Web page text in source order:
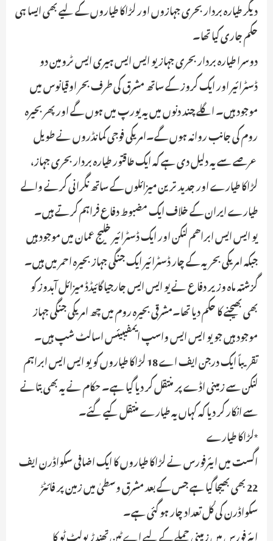
دیگر طیارہ بردار بحری جہازوں اور لڑاکا طیاروں کے لیے بھی ایسا ہی
حکم جاری کیا تھا۔
دوسرا طیارہ بردار بحری جہاز یو ایس ایس ہیری ایس ٹرومین دو
ڈسٹرائیر اور ایک کروز کے ساتھ مشرق کی طرف بحر اوقیانوس میں
موجود ہیں۔ اگلے چند دنوں میں یہ یورپ میں ہوں گے اور پھر بحیرہ
روم کی جانب روانہ ہوں گے۔امریکی فوجی کمانڈروں نے طویل
عرصے سے یہ دلیل دی ہے کہ ایک طاقتور طیارہ بردار بحری جہاز،
لڑاکا طیارے اور جدید ترین میزائلوں کے ساتھ نگرانی کرنے والے
طیارے ایران کے خلاف ایک مضبوط دفاع فراہم کرتے ہیں۔
یو ایس ایس ابراھم لنکن اور ایک ڈسٹرائیر خلیج عمان میں موجود ہیں
جبکہ امریکی بحریہ کے چار ڈسٹرائیر ایک جنگی جہاز بحیرہ احمر میں ہیں۔
گزشتہ ماہ وزیر دفاع نے یو ایس ایس جارجیا گائیڈڈ میزائل آبدوز کو
بھی بھیجنے کا حکم دیا تھا۔مشرقی بحیرہ روم میں چھ امریکی جنگی جہاز
موجود ہیں جو یو ایس ایس واسپ ایمفیبیئس اسالٹ شپ ہیں۔
تقریباً ایک درجن ایف اے 18 لڑاکا طیاروں کو یو ایس ایس ابراہم
لنکن سے زمینی اڈے پر منتقل کر دیا گیا ہے۔ حکام نے یہ بھی بتانے
سے انکار کر دیا کہ کہاں یہ طیارے منتقل کیے گئے۔
*لڑاکا طیارے
اگست میں ایئرفورس نے لڑاکا طیاروں کا ایک اضافی سکواڈرن ایف
22 بھی بھیجا گیا ہے جس کے بعد مشرق وسطیٰ میں زمین پر فائٹڑ
سکواڈرن کی کُل تعداد چار ہو گئی ہے۔
ایئرفورس میں زمینی حملے کے لیے اے ٹین تھندڑ بولٹ ٹو کا